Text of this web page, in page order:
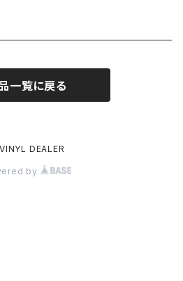
一覧に戻る
DEALER
by